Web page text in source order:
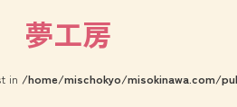
夢工房
in /home/mischokyo/misokinawa.com/